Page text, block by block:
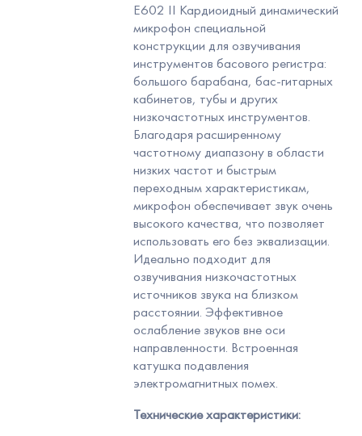
Е602 II Кардиоидный динамический
микрофон специальной
конструкции для озвучивания
инструментов басового регистра:
большого барабана, бас-гитарных
кабинетов, тубы и других
низкочастотных инструментов.
Благодаря расширенному
частотному диапазону в области
низких частот и быстрым
переходным характеристикам,
микрофон обеспечивает звук очень
высокого качества, что позволяет
использовать его без эквализации.
Идеально подходит для
озвучивания низкочастотных
источников звука на близком
расстоянии. Эффективное
ослабление звуков вне оси
направленности. Встроенная
катушка подавления
электромагнитных помех.
Технические характеристики: